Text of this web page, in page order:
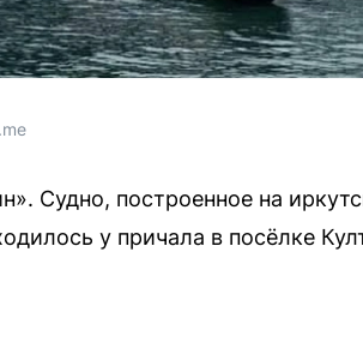
Судно, построенное на
у причала в посёлке